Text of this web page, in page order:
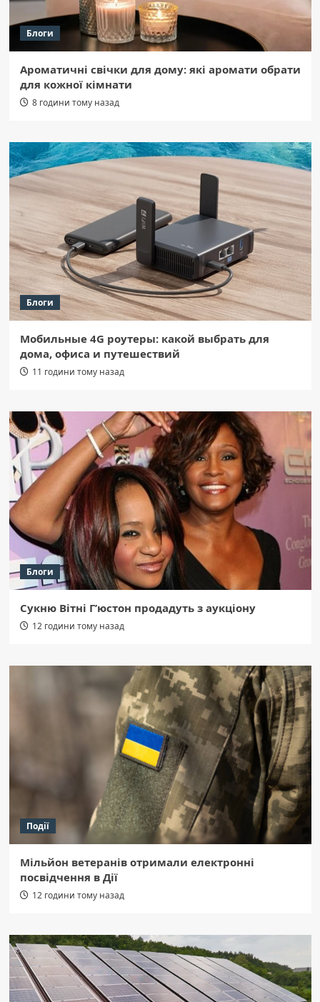
Блоги
Ароматичні свічки для дому: які аромати обрати
для кожної кімнати
8 години тому назад
Блоги
Мобильные 4G роутеры: какой выбрать для
дома, офиса и путешествий
11 години тому назад
Блоги
Сукню Вітні Г’юстон продадуть з аукціону
12 години тому назад
Події
Мільйон ветеранів отримали електронні
посвідчення в Дії
12 години тому назад